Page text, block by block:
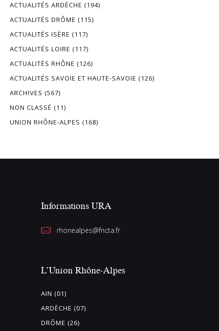
ACTUALITÉS ARDÈCHE (194)
ACTUALITÉS DRÔME (115)
ACTUALITÉS ISÈRE (117)
ACTUALITÉS LOIRE (117)
ACTUALITÉS RHÔNE (126)
ACTUALITÉS SAVOIE ET HAUTE-SAVOIE (126)
ARCHIVES (567)
NON CLASSÉ (11)
UNION RHÔNE-ALPES (168)
Informations URA
rhonealpes@fncta.fr
L’Union Rhône-Alpes
AIN (01)
ARDÈCHE (07)
DRÔME (26)